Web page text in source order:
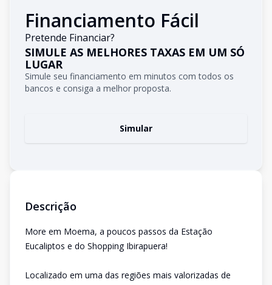
Financiamento Fácil
Pretende Financiar?
SIMULE AS MELHORES TAXAS EM UM SÓ
LUGAR
Simule seu financiamento em minutos com todos os
bancos e consiga a melhor proposta.
Simular
Descrição
More em Moema, a poucos passos da Estação
Eucaliptos e do Shopping Ibirapuera!
Localizado em uma das regiões mais valorizadas de